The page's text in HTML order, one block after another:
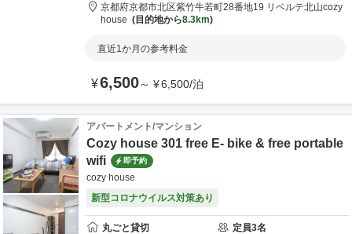
京都府京都市北区紫竹牛若町28番地19 リベルテ北山cozy
house
目的地から8.3km
直近1か月の参考料金
¥6,500～ ¥6,500/泊
アパートメント/マンション
Cozy house 301 free E- bike & free portable
wifi
即予約
cozy house
新型コロナウイルス対策あり
丸ごと貸切 定員3名